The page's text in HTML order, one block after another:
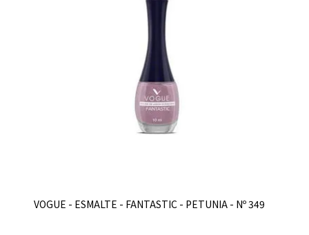
VOGUE - ESMALTE - FANTASTIC - PETUNIA - Nº 349